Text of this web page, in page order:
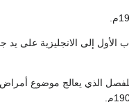
الأول إلى الانجليزية على يد
للفصل الذي يعالج موضوع